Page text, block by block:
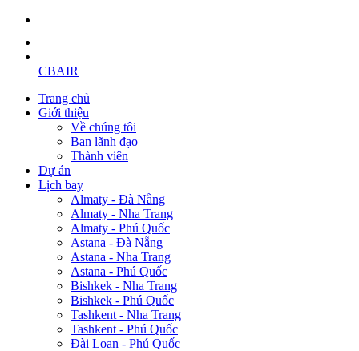
CBAIR
Trang chủ
Giới thiệu
Về chúng tôi
Ban lãnh đạo
Thành viên
Dự án
Lịch bay
Almaty - Đà Nẵng
Almaty - Nha Trang
Almaty - Phú Quốc
Astana - Đà Nẵng
Astana - Nha Trang
Astana - Phú Quốc
Bishkek - Nha Trang
Bishkek - Phú Quốc
Tashkent - Nha Trang
Tashkent - Phú Quốc
Đài Loan - Phú Quốc